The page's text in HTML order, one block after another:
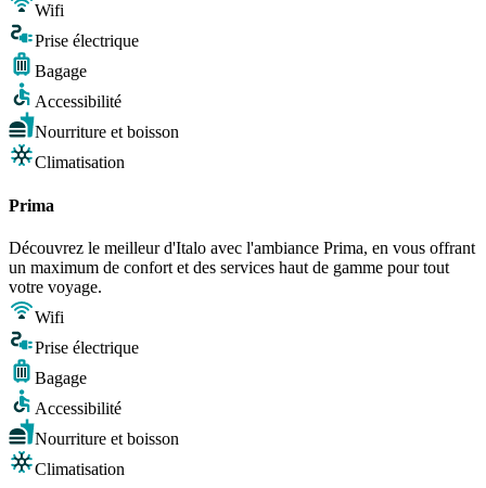
Wifi
Prise électrique
Bagage
Accessibilité
Nourriture et boisson
Climatisation
Prima
Découvrez le meilleur d'Italo avec l'ambiance Prima, en vous offrant
un maximum de confort et des services haut de gamme pour tout
votre voyage.
Wifi
Prise électrique
Bagage
Accessibilité
Nourriture et boisson
Climatisation